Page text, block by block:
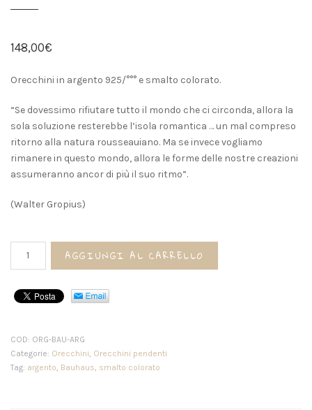
148,00€
Orecchini in argento 925/°°° e smalto colorato.
“Se dovessimo rifiutare tutto il mondo che ci circonda, allora la
sola soluzione resterebbe l’isola romantica … un mal compreso
ritorno alla natura rousseauiano. Ma se invece vogliamo
rimanere in questo mondo, allora le forme delle nostre creazioni
assumeranno ancor di più il suo ritmo”.
(Walter Gropius)
AGGIUNGI AL CARRELLO
COD: ORG-BAU-ARG
Categorie: Orecchini Orecchini pendenti
Tag: argento Bauhaus smalto colorato